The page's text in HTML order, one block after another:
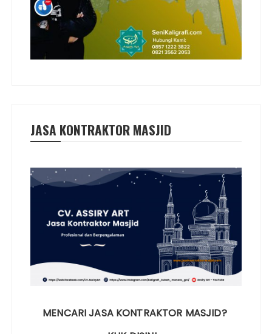
JASA KONTRAKTOR MASJID
MENCARI JASA KONTRAKTOR MASJID?